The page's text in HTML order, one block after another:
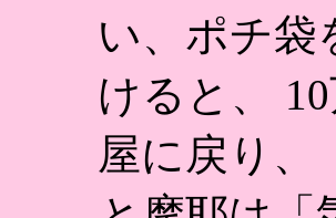
い、ポチ袋
けると、
屋に戻り、